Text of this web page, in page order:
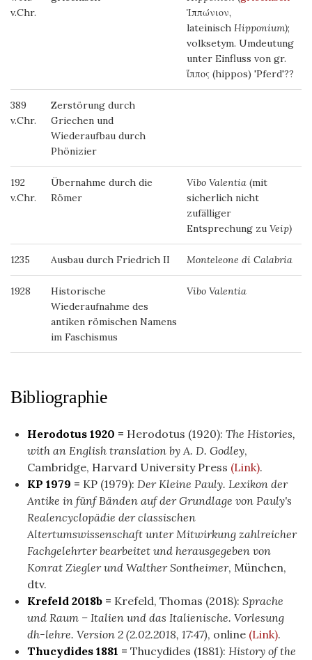
v.Chr.
Ἱππώνιον,
lateinisch Hipponium);
volksetym. Umdeutung
unter Einfluss von gr.
ἵππος (hippos) 'Pferd'??
389
v.Chr.
Zerstörung durch
Griechen und
Wiederaufbau durch
Phönizier
192
v.Chr.
Übernahme durch die
Römer
Vibo Valentia (mit
sicherlich nicht
zufälliger
Entsprechung zu Veip)
1235 Ausbau durch Friedrich II Monteleone di Calabria
1928
Historische
Wiederaufnahme des
antiken römischen Namens
im Faschismus
Vibo Valentia
Bibliographie
Herodotus 1920 = Herodotus (1920): The Histories,
with an English translation by A. D. Godley,
Cambridge, Harvard University Press (Link).
KP 1979 = KP (1979): Der Kleine Pauly. Lexikon der
Antike in fünf Bänden auf der Grundlage von Pauly's
Realencyclopädie der classischen
Altertumswissenschaft unter Mitwirkung zahlreicher
Fachgelehrter bearbeitet und herausgegeben von
Konrat Ziegler und Walther Sontheimer, München,
dtv.
Krefeld 2018b = Krefeld, Thomas (2018): Sprache
und Raum – Italien und das Italienische. Vorlesung
dh-lehre. Version 2 (2.02.2018, 17:47), online (Link).
Thucydides 1881 = Thucydides (1881): History of the